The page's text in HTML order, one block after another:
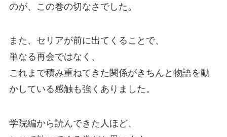
のが、
この巻の切なさでした。
また、 セリアが前に出てくることで、
単なる再会ではなく、
これまで積み重ねてきた関係がきちんと物語を動
かしている感触も強くありました。
学院編から読んできた人ほど、